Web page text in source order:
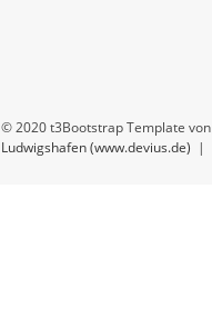
© 2020 t3Bootstrap Template von
Ludwigshafen (www.devius.de) |